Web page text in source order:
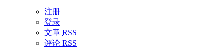
注册
登录
文章 RSS
评论 RSS